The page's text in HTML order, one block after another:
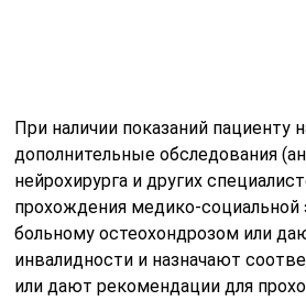
При наличии показаний пациенту
дополнительные обследования
нейрохирурга и других
прохождения медико-социальной
больному остеохондрозом или
инвалидности и назначают
или дают рекомендации для